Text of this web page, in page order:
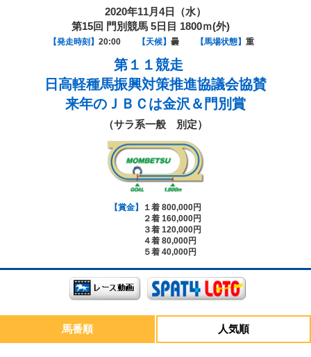
2020年11月4日（水）
第15回 門別競馬 5日目 1800ｍ(外)
【発走時刻】 20:00 【天候】 曇 【馬場状態】 重
第１１競走
日高軽種馬振興対策推進協議会協賛
来年のＪＢＣは金沢＆門別賞
（サラ系一般 別定）
【賞金】
１着 800,000円
２着 160,000円
３着 120,000円
４着 80,000円
５着 40,000円
馬番順 人気順